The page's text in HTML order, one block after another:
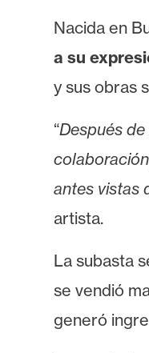
t
a
t
o
y
P
u
l
c
i
d
a
Nacida en
a su
y sus obras
“Después
antes vistas
artista.
La subasta
se vendió
generó